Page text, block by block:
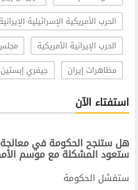
الحرب الأمريكية الإسرائيلية الإيرانية
الحرب الإيرانية الأمريكية
مظاهرات إيران
جيفري إبستين
استفتاء الآن
هل ستنجح الحكومة في
ستعود المشكلة مع موسم
ستفشل الحكومة